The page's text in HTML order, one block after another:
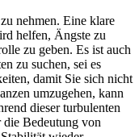
nehmen. Eine klare
helfen, Ängste zu
zu geben. Es ist auch
zu suchen, sei es
damit Sie sich nicht
umzugehen, kann
dieser turbulenten
Bedeutung von